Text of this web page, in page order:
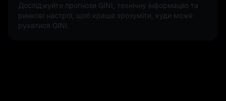
Досліджуйте прогнози GINI, технічну інформацію та
ринкові настрої, щоб краще зрозуміти, куди може
рухатися GINI.